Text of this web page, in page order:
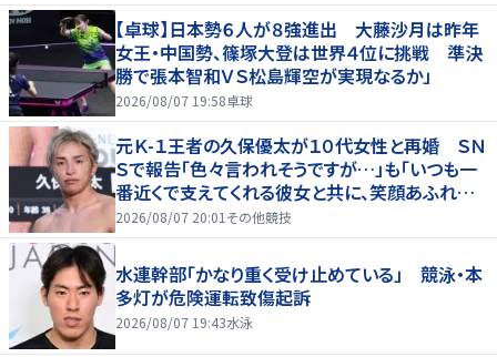
【卓球】日本勢６人が８強進出 大藤沙月は昨年
女王・中国勢、篠塚大登は世界４位に挑戦 準決
勝で張本智和ＶＳ松島輝空が実現なるか」
2026/08/07 19:58卓球
元Ｋ-１王者の久保優太が１０代女性と再婚 ＳＮ
Ｓで報告「色々言われそうですが…」も「いつも一
番近くで支えてくれる彼女と共に、笑顔あふれる
家庭を築いていきたい」
2026/08/07 20:01その他競技
水連幹部「かなり重く受け止めている」 競泳・本
多灯が危険運転致傷起訴
2026/08/07 19:43水泳